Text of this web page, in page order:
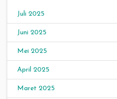
Juli 2025
Juni 2025
Mei 2025
April 2025
Maret 2025